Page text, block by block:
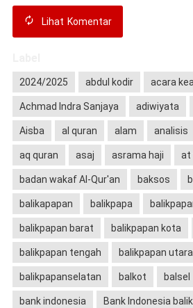
Lihat Komentar
2024/2025 abdul kodir acara
Achmad Indra Sanjaya adiwiyata
Aisba al quran alam analisis
aq quran asaj asrama haji at
badan wakaf Al-Qur'an baksos
balikapapan balikpapa
balikpapan barat balikpapan kota
balikpapan tengah balikpapan utara
balikpapanselatan balkot balsel
bank indonesia Bank Indonesia